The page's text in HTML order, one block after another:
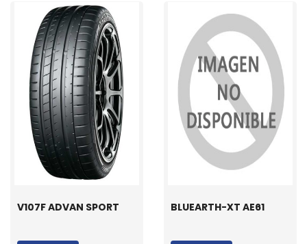
V107F ADVAN SPORT BLUEARTH-XT AE61